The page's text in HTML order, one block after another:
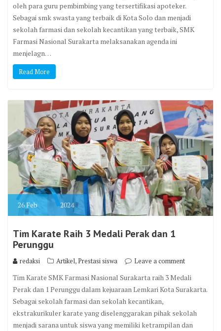
oleh para guru pembimbing yang tersertifikasi apoteker.
Sebagai smk swasta yang terbaik di Kota Solo dan menjadi
sekolah farmasi dan sekolah kecantikan yang terbaik, SMK
Farmasi Nasional Surakarta melaksanakan agenda ini
menjelagn…
Read More
26Feb 2024
Tim Karate Raih 3 Medali Perak dan 1
Perunggu
redaksi Artikel,Prestasi siswa Leave a comment
Tim Karate SMK Farmasi Nasional Surakarta raih 3 Medali
Perak dan 1 Perunggu dalam kejuaraan Lemkari Kota Surakarta.
Sebagai sekolah farmasi dan sekolah kecantikan,
ekstrakurikuler karate yang diselenggarakan pihak sekolah
menjadi sarana untuk siswa yang memiliki ketrampilan dan